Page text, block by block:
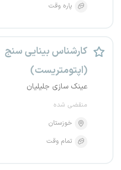
پاره وقت
کارشناس بینایی سنج
(اپتومتریست)
عینک سازی جلیلیان
منقضی شده
خوزستان
تمام وقت